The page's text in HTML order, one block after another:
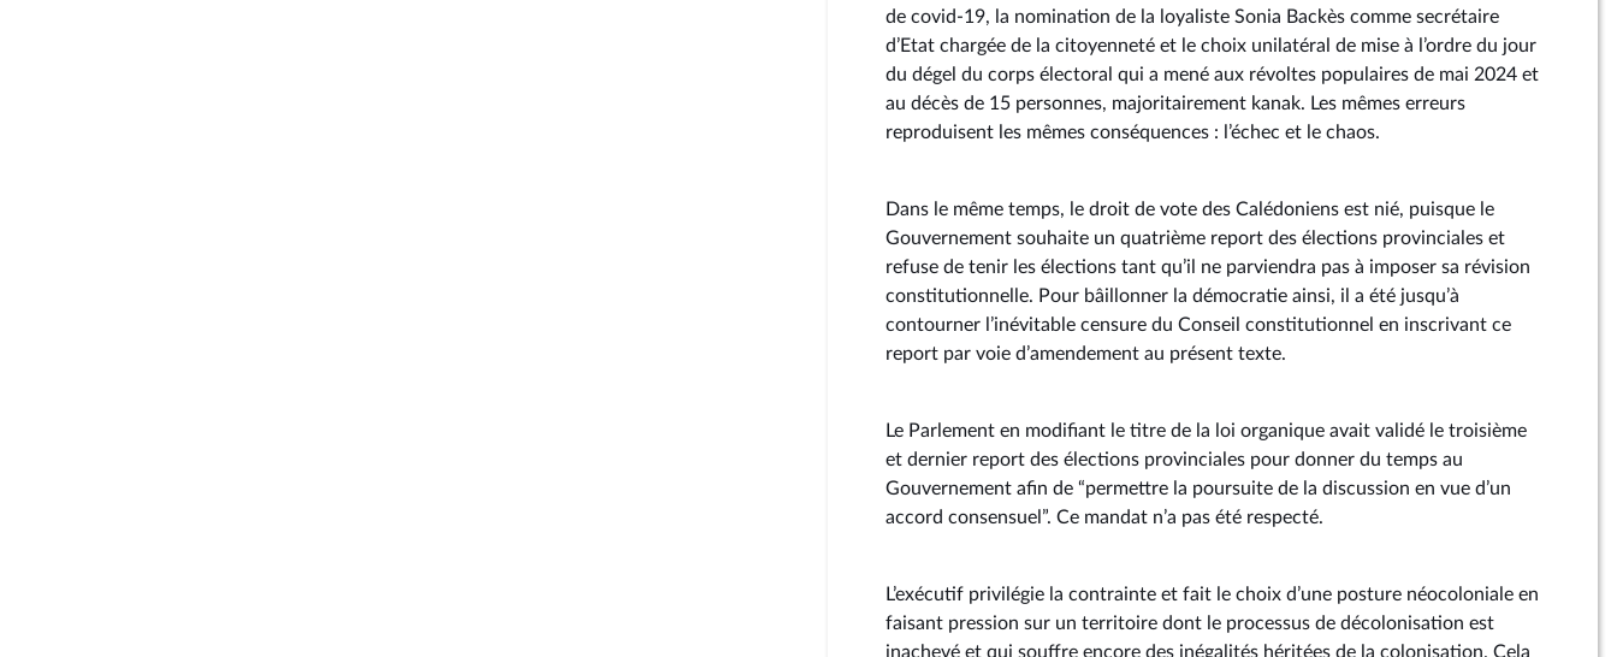
de covid-19, la nomination de la loyaliste Sonia Backès comme secrétaire
d’Etat chargée de la citoyenneté et le choix unilatéral de mise à l’ordre du jour
du dégel du corps électoral qui a mené aux révoltes populaires de mai 2024 et
au décès de 15 personnes, majoritairement kanak. Les mêmes erreurs
reproduisent les mêmes conséquences : l’échec et le chaos.
Dans le même temps, le droit de vote des Calédoniens est nié, puisque le
Gouvernement souhaite un quatrième report des élections provinciales et
refuse de tenir les élections tant qu’il ne parviendra pas à imposer sa révision
constitutionnelle. Pour bâillonner la démocratie ainsi, il a été jusqu’à
contourner l’inévitable censure du Conseil constitutionnel en inscrivant ce
report par voie d’amendement au présent texte.
Le Parlement en modifiant le titre de la loi organique avait validé le troisième
et dernier report des élections provinciales pour donner du temps au
Gouvernement afin de “permettre la poursuite de la discussion en vue d’un
accord consensuel”. Ce mandat n’a pas été respecté.
L’exécutif privilégie la contrainte et fait le choix d’une posture néocoloniale en
faisant pression sur un territoire dont le processus de décolonisation est
inachevé et qui souffre encore des inégalités héritées de la colonisation. Cela